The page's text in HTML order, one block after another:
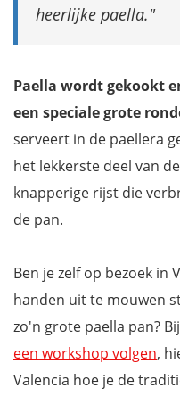
heerlijke paella.
Paella wordt gekookt
een speciale grote
serveert in de paellera
het lekkerste deel van
knapperige rijst die
de pan.
Ben je zelf op bezoek in
handen uit te mouwen
zo'n grote paella pan?
een workshop volgen,
Valencia hoe je de